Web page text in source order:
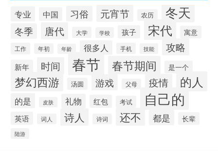
专业 中国 习俗 元宵节 农历 冬天
冬季 唐代 大学 学校 孩子 宋代 寓意
工作 年初 年龄 很多人 手机 技能 攻略
新年 时间 春节 春节期间 是一个
梦幻西游 汤圆 游戏 父母 疫情 的人
的是 皮肤 礼物 红包 考试 自己的
英语 词人 诗人 诗词 还不 都是 长辈
陆游